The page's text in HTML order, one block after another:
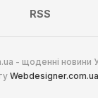
RSS
- щоденні новини
Webdesigner.com.ua